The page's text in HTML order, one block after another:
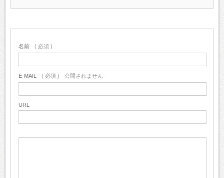
名前 ( 必須 )
E-MAIL ( 必須 ) - 公開されません -
URL